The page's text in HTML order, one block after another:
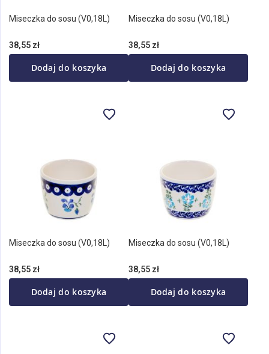
Miseczka do sosu (V0,18L)
38,55 zł
Dodaj do koszyka
Miseczka do sosu (V0,18L)
38,55 zł
Dodaj do koszyka
Miseczka do sosu (V0,18L)
38,55 zł
Dodaj do koszyka
Miseczka do sosu (V0,18L)
38,55 zł
Dodaj do koszyka